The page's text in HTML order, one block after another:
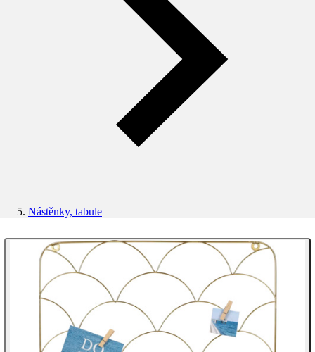
Nástěnky, tabule